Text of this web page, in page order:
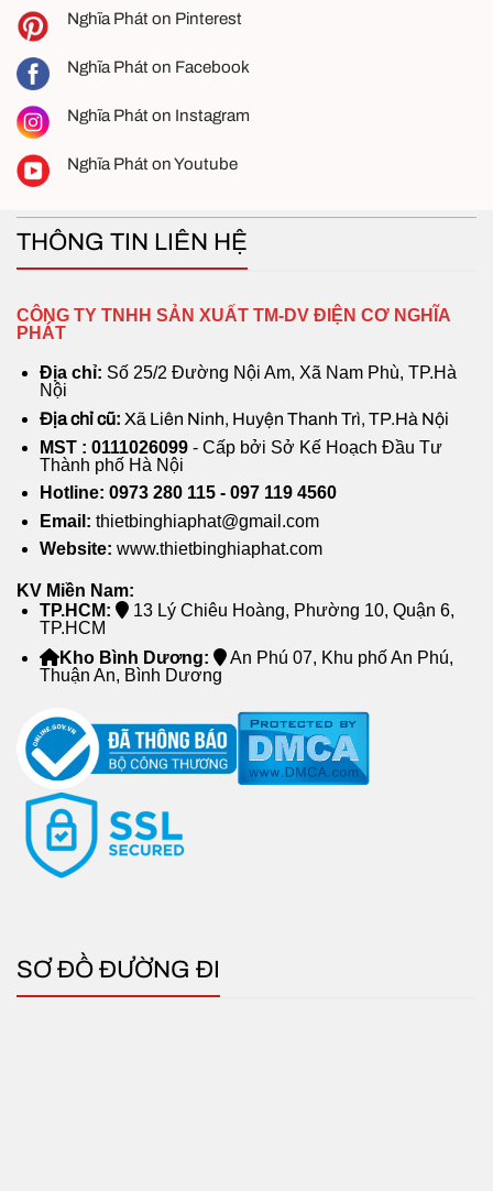
Nghĩa Phát on Pinterest
Nghĩa Phát on Facebook
Nghĩa Phát on Instagram
Nghĩa Phát on Youtube
THÔNG TIN LIÊN HỆ
CÔNG TY TNHH SẢN XUẤT TM-DV ĐIỆN CƠ NGHĨA
PHÁT
Địa chỉ: Số 25/2 Đường Nội Am, Xã Nam Phù, TP.Hà
Nội
Địa chỉ cũ: Xã Liên Ninh, Huyện Thanh Trì, TP.Hà Nội
MST : 0111026099 - Cấp bởi Sở Kế Hoạch Đầu Tư
Thành phố Hà Nội
Hotline: 0973 280 115 - 097 119 4560
Email: thietbinghiaphat@gmail.com
Website: www.thietbinghiaphat.com
KV Miền Nam:
TP.HCM:
13 Lý Chiêu Hoàng, Phường 10, Quận 6,
TP.HCM
Kho Bình Dương:
An Phú 07, Khu phố An Phú,
Thuận An, Bình Dương
SƠ ĐỒ ĐƯỜNG ĐI